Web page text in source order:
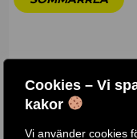
Cookies – Vi
kakor
Vi använder cookies